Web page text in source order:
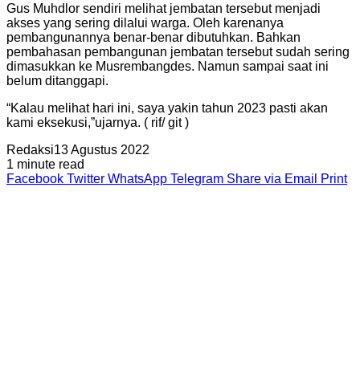
Gus Muhdlor sendiri melihat jembatan tersebut menjadi
akses yang sering dilalui warga. Oleh karenanya
pembangunannya benar-benar dibutuhkan. Bahkan
pembahasan pembangunan jembatan tersebut sudah sering
dimasukkan ke Musrembangdes. Namun sampai saat ini
belum ditanggapi.
“Kalau melihat hari ini, saya yakin tahun 2023 pasti akan
kami eksekusi,”ujarnya. ( rif/ git )
Redaksi13 Agustus 2022
1 minute read
Facebook Twitter WhatsApp Telegram Share via Email Print